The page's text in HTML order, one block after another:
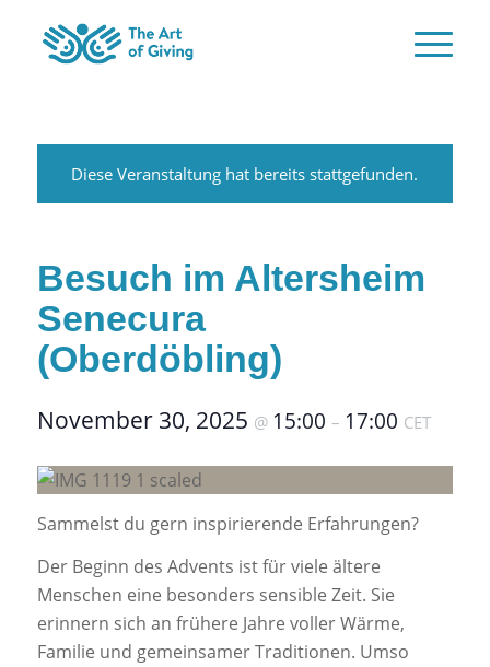
Diese Veranstaltung hat bereits stattgefunden.
Besuch im Altersheim
Senecura
(Oberdöbling)
November 30, 2025 @ 15:00 – 17:00 CET
Sammelst du gern inspirierende Erfahrungen?
Der Beginn des Advents ist für viele ältere
Menschen eine besonders sensible Zeit. Sie
erinnern sich an frühere Jahre voller Wärme,
Familie und gemeinsamer Traditionen. Umso